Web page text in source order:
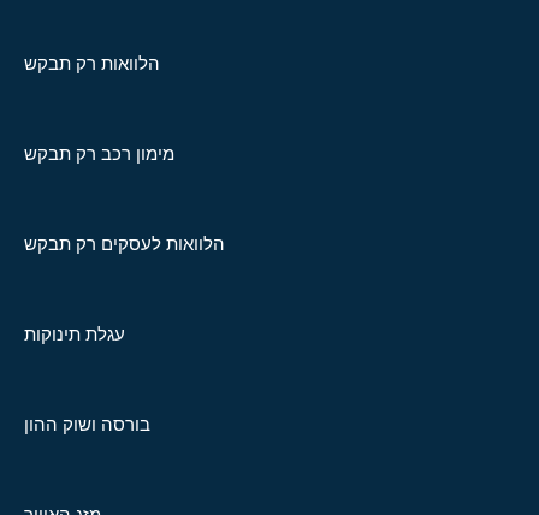
הלוואות רק תבקש
מימון רכב רק תבקש
הלוואות לעסקים רק תבקש
עגלת תינוקות
בורסה ושוק ההון